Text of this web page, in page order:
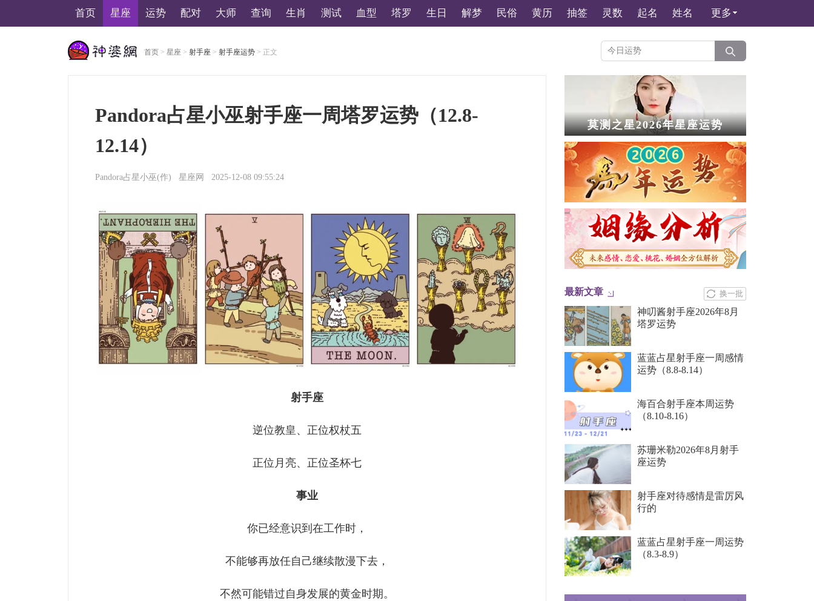
首页 星座 运势 配对 大师 查询 生肖 测试 血型 塔罗 生日 解梦 民俗 黄历 抽签 灵数 起名 姓名 更多
首页 > 星座 > 射手座 > 射手座运势 > 正文
Pandora占星小巫射手座一周塔罗运势（12.8-
12.14）
Pandora占星小巫(作) 星座网 2025-12-08 09:55:24
射手座
逆位教皇、正位权杖五
正位月亮、正位圣杯七
事业
你已经意识到在工作时，
不能够再放任自己继续散漫下去，
不然可能错过自身发展的黄金时期。
莫测之星2026年星座运势
换一批
最新文章
神叨酱射手座2026年8月
塔罗运势
蓝蓝占星射手座一周感情
运势（8.8-8.14）
海百合射手座本周运势
（8.10-8.16）
苏珊米勒2026年8月射手
座运势
射手座对待感情是雷厉风
行的
蓝蓝占星射手座一周运势
（8.3-8.9）